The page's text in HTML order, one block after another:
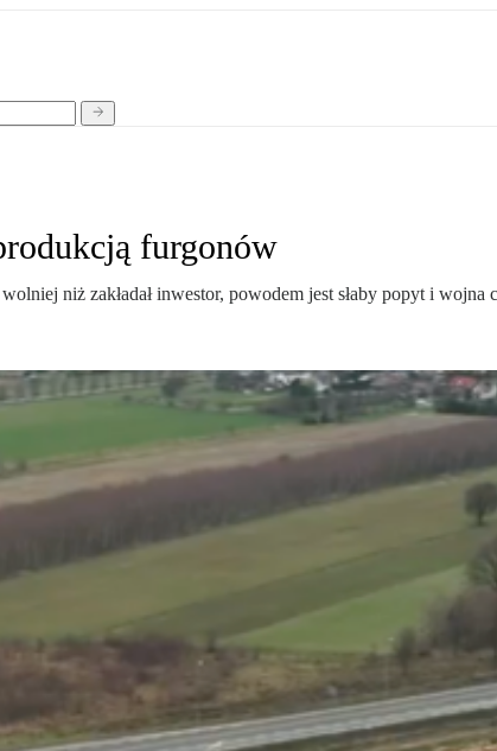
furgonów
niż zakładał inwestor, powodem jest słaby popyt i